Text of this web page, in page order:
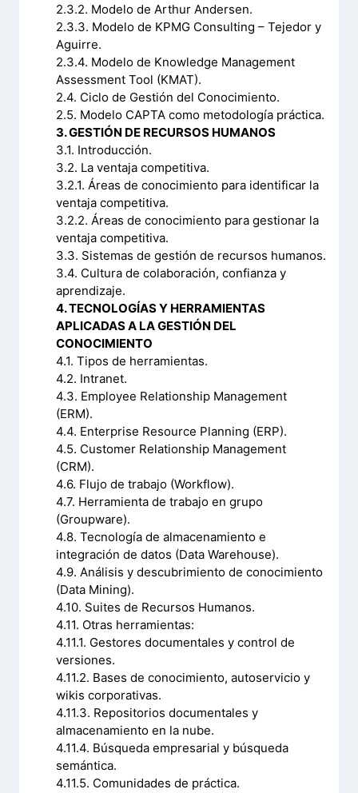
2.3.2. Modelo de Arthur Andersen.
2.3.3. Modelo de KPMG Consulting – Tejedor y
Aguirre.
2.3.4. Modelo de Knowledge Management
Assessment Tool (KMAT).
2.4. Ciclo de Gestión del Conocimiento.
2.5. Modelo CAPTA como metodología práctica.
3. GESTIÓN DE RECURSOS HUMANOS
3.1. Introducción.
3.2. La ventaja competitiva.
3.2.1. Áreas de conocimiento para identificar la
ventaja competitiva.
3.2.2. Áreas de conocimiento para gestionar la
ventaja competitiva.
3.3. Sistemas de gestión de recursos humanos.
3.4. Cultura de colaboración, confianza y
aprendizaje.
4. TECNOLOGÍAS Y HERRAMIENTAS
APLICADAS A LA GESTIÓN DEL
CONOCIMIENTO
4.1. Tipos de herramientas.
4.2. Intranet.
4.3. Employee Relationship Management
(ERM).
4.4. Enterprise Resource Planning (ERP).
4.5. Customer Relationship Management
(CRM).
4.6. Flujo de trabajo (Workflow).
4.7. Herramienta de trabajo en grupo
(Groupware).
4.8. Tecnología de almacenamiento e
integración de datos (Data Warehouse).
4.9. Análisis y descubrimiento de conocimiento
(Data Mining).
4.10. Suites de Recursos Humanos.
4.11. Otras herramientas:
4.11.1. Gestores documentales y control de
versiones.
4.11.2. Bases de conocimiento, autoservicio y
wikis corporativas.
4.11.3. Repositorios documentales y
almacenamiento en la nube.
4.11.4. Búsqueda empresarial y búsqueda
semántica.
4.11.5. Comunidades de práctica.